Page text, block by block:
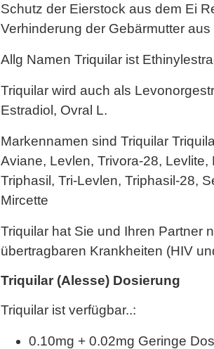
Schutz der Eierstock aus dem Ei
Verhinderung der Gebärmutter
Allg Namen Triquilar ist
Triquilar wird auch als
Estradiol, Ovral L.
Markennamen sind Triquilar
Aviane, Levlen, Trivora-28, Levlite,
Triphasil, Tri-Levlen, Triphasil-28,
Mircette
Triquilar hat Sie und Ihren Partner
übertragbaren Krankheiten (HIV
Triquilar (Alesse) Dosierung
Triquilar ist verfügbar..:
0.10mg + 0.02mg Geringe